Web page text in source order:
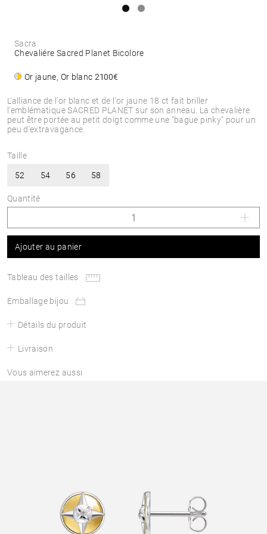
L'alliance de l'or blanc et de l'or jaune 18 ct fait briller
l'emblématique SACRED PLANET sur son anneau. La chevalière
peut être portée au petit doigt comme une "bague pinky" pour un
peu d'extravagance.
Sacra
Chevaliére Sacred Planet Bicolore
Or jaune, Or blanc 2100€
Taille
52 54 56 58
Quantité
Ajouter au panier
Tableau des tailles
Emballage bijou
Détails du produit
Livraison
Vous aimerez aussi